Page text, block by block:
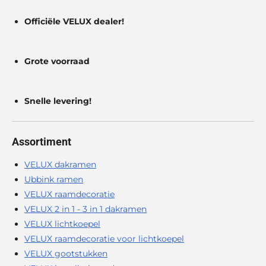
Officiële VELUX dealer!
Grote voorraad
Snelle levering!
Assortiment
VELUX dakramen
Ubbink ramen
VELUX raamdecoratie
VELUX 2 in 1 - 3 in 1 dakramen
VELUX lichtkoepel
VELUX raamdecoratie voor lichtkoepel
VELUX gootstukken